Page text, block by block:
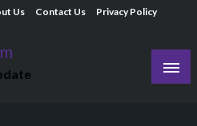
Us Contact Us Privacy Policy